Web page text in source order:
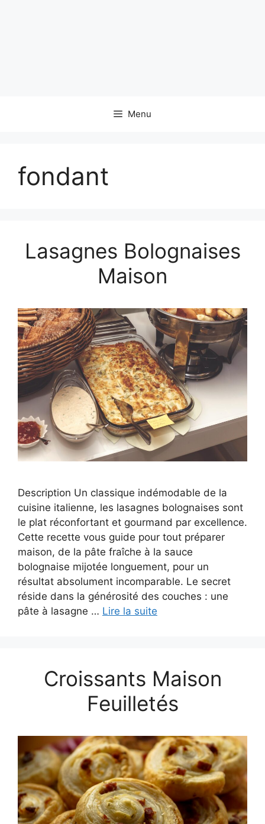
Menu
fondant
Lasagnes Bolognaises
Maison
Description Un classique indémodable de la
cuisine italienne, les lasagnes bolognaises sont
le plat réconfortant et gourmand par excellence.
Cette recette vous guide pour tout préparer
maison, de la pâte fraîche à la sauce
bolognaise mijotée longuement, pour un
résultat absolument incomparable. Le secret
réside dans la générosité des couches : une
pâte à lasagne … Lire la suite
Croissants Maison
Feuilletés